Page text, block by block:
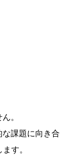
。
課題に向き合
す。